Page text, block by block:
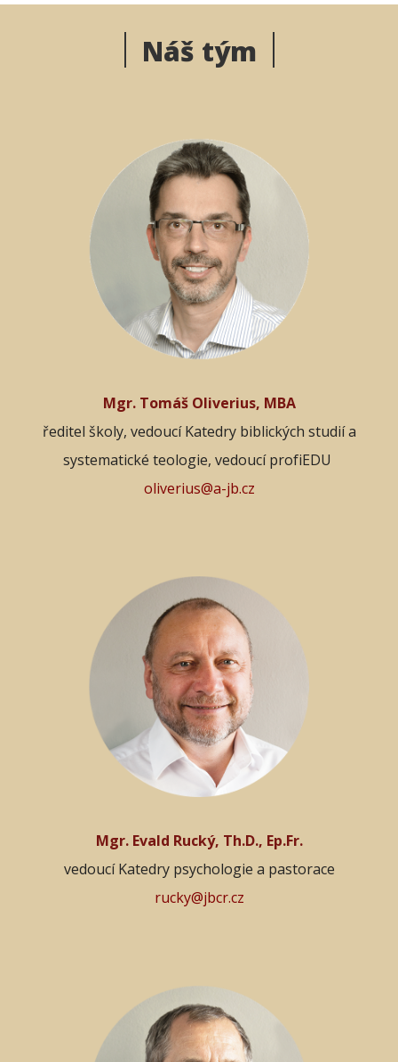
Náš tým
Mgr. Tomáš Oliverius, MBA
ředitel školy, vedoucí Katedry biblických studií a
systematické teologie, vedoucí profiEDU
oliverius@a-jb.cz
Mgr. Evald Rucký, Th.D., Ep.Fr.
vedoucí Katedry psychologie a pastorace
rucky@jbcr.cz